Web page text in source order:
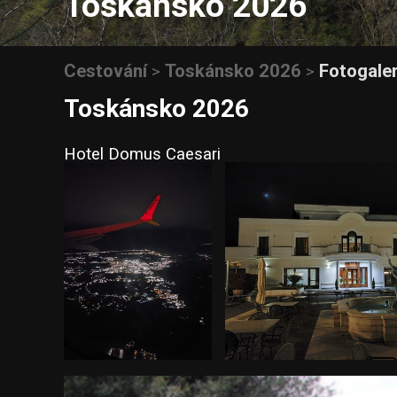
Cestování > Toskánsko 2026 >
Toskánsko 2026
Hotel Domus Caesari